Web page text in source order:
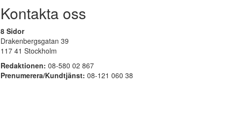
Kontakta oss
8 Sidor
Drakenbergsgatan 39
117 41 Stockholm
Redaktionen: 08-580 02 867
Prenumerera/Kundtjänst: 08-121 060 38